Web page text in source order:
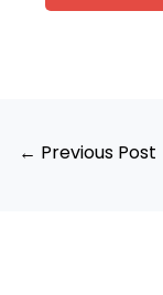
← Previous Post